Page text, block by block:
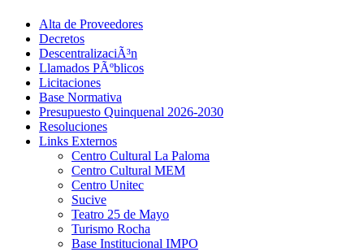
Alta de Proveedores
Decretos
DescentralizaciÃ³n
Llamados PÃºblicos
Licitaciones
Base Normativa
Presupuesto Quinquenal 2026-2030
Resoluciones
Links Externos
Centro Cultural La Paloma
Centro Cultural MEM
Centro Unitec
Sucive
Teatro 25 de Mayo
Turismo Rocha
Base Institucional IMPO